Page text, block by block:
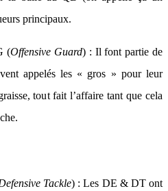
principaux.
(Offensive Guard) : Il font partie de
appelés les « gros » pour leur
tout fait l’affaire tant que cela
Tackle) : Les DE & DT ont